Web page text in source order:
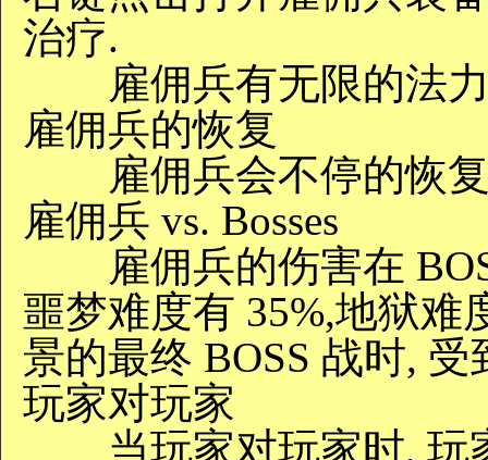
治疗.
雇佣兵有无限的法力,
雇佣兵的恢复
雇佣兵会不停的恢
雇佣兵 vs. Bosses
雇佣兵的伤害在
噩梦难度有 35%,地狱难
景的最终 BOSS 战时,
玩家对玩家
当玩家对玩家时, 玩